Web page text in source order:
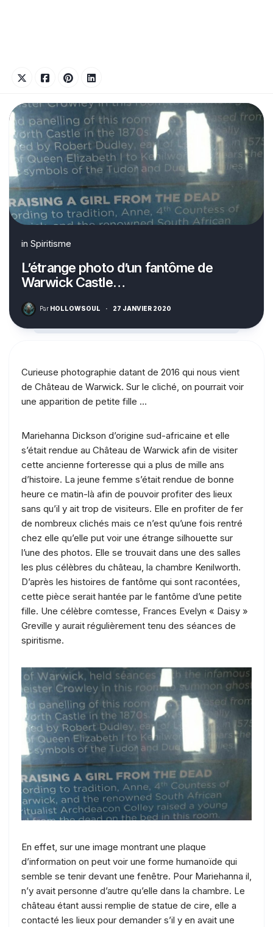
in Spiritisme
L’étrange photo d’un fantôme de
Warwick Castle…
Par HOLLOWSOUL · 27 JANVIER 2020
Curieuse photographie datant de 2016 qui nous vient
de Château de Warwick. Sur le cliché, on pourrait voir
une apparition de petite fille …
Mariehanna Dickson d’origine sud-africaine et elle
s’était rendue au Château de Warwick afin de visiter
cette ancienne forteresse qui a plus de mille ans
d’histoire. La jeune femme s’était rendue de bonne
heure ce matin-là afin de pouvoir profiter des lieux
sans qu’il y ait trop de visiteurs. Elle en profiter de fer
de nombreux clichés mais ce n’est qu’une fois rentré
chez elle qu’elle put voir une étrange silhouette sur
l’une des photos. Elle se trouvait dans une des salles
les plus célèbres du château, la chambre Kenilworth.
D’après les histoires de fantôme qui sont racontées,
cette pièce serait hantée par le fantôme d’une petite
fille. Une célèbre comtesse, Frances Evelyn « Daisy »
Greville y aurait régulièrement tenu des séances de
spiritisme.
En effet, sur une image montrant une plaque
d’information on peut voir une forme humanoïde qui
semble se tenir devant une fenêtre. Pour Mariehanna il,
n’y avait personne d’autre qu’elle dans la chambre. Le
château étant aussi remplie de statue de cire, elle a
contacté les lieux pour demander s’il y en avait une